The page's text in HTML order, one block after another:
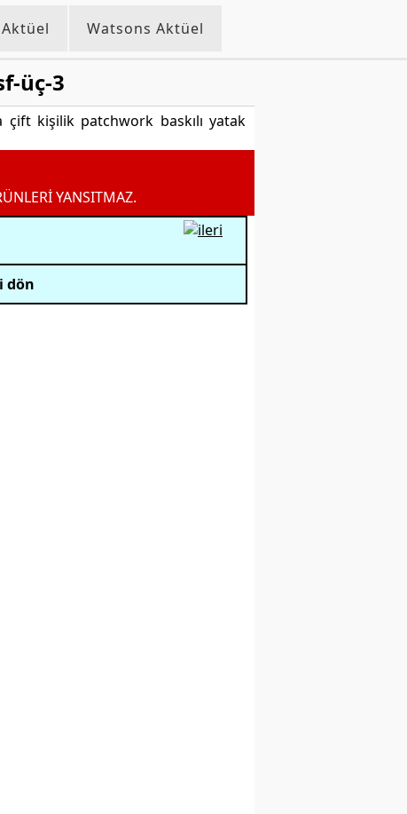
Aktüel Watsons Aktüel
üç-3
çift kişilik patchwork baskılı yatak
YANSITMAZ.
dön